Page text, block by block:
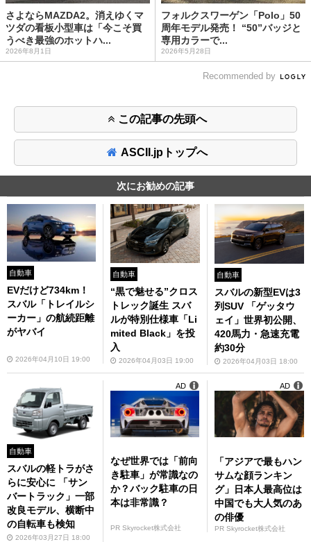
さよならMAZDA2。消えゆくマ
ツダの看板小型車は「今こそ買
うべき最強のホットハ...
2026年8月1日
フォルクスワーゲン「Polo」50
周年モデル発売！ “50”バッジと
専用カラーで...
2026年5月28日
Recommended by
この記事の先頭へ
ASCII.jpトップへ
次にお勧めの記事
自動車
EVだけど734km！
スバル「トレイルシ
ーカー」の航続距離
がヤバイ
2026年04月10日 19:00
自動車
“黒で魅せる”クロス
トレック誕生 スバ
ルが特別仕様車「Li
mited Black」を投
入
2026年04月03日 19:00
自動車
スバルの新型EVは3
列SUV 「ゲッタウ
ェイ」世界初公開、
420馬力・急速充電
約30分
2026年04月03日 18:00
自動車
スバルの軽トラがさ
らに安心に 「サン
バートラック」一部
改良モデル、横断中
の自転車も検知
2026年03月27日 18:00
なぜ世界では「前向
き駐車」が常識なの
か？バック駐車の日
本は非常識？
PR Skyrocket株式会社
AD
「アジアで最もハン
サムな顔ランキン
グ」日本人最高位は
中国でも大人気のあ
の俳優
PR Skyrocket株式会社
AD